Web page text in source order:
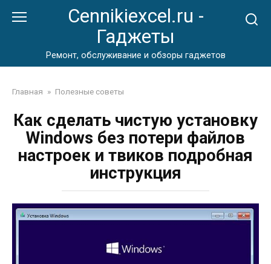
Cennikiexcel.ru -
Гаджеты
Ремонт, обслуживание и обзоры гаджетов
Главная » Полезные советы
Как сделать чистую установку
Windows без потери файлов
настроек и твиков подробная
инструкция